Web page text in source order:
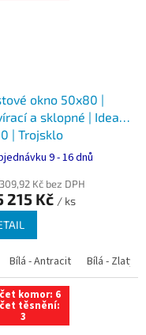
Bílá - Tmavý dub Bílá -
okno 50x80 |
a sklopné | Ideal
| Trojsklo
9 - 16 dnů
Kč bez DPH
215 Kč / ks
Bílá - Antracit Bílá - Zlatý
komor: 6
těsnění:
3